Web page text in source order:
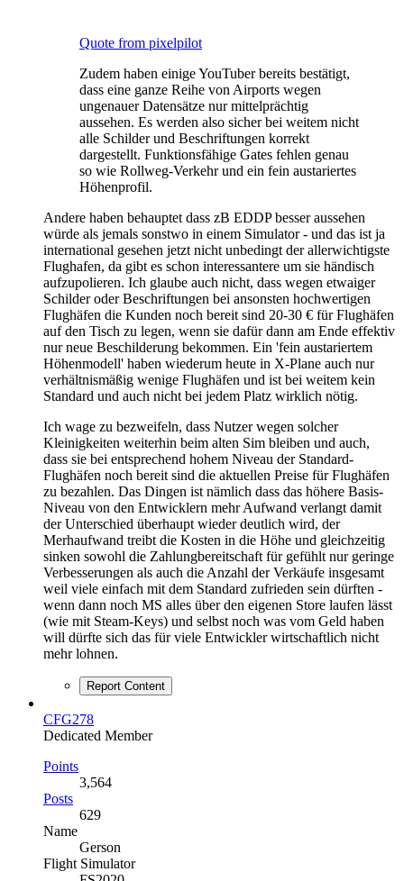
Quote from pixelpilot
Zudem haben einige YouTuber bereits bestätigt,
dass eine ganze Reihe von Airports wegen
ungenauer Datensätze nur mittelprächtig
aussehen. Es werden also sicher bei weitem nicht
alle Schilder und Beschriftungen korrekt
dargestellt. Funktionsfähige Gates fehlen genau
so wie Rollweg-Verkehr und ein fein austariertes
Höhenprofil.
Andere haben behauptet dass zB EDDP besser aussehen
würde als jemals sonstwo in einem Simulator - und das ist ja
international gesehen jetzt nicht unbedingt der allerwichtigste
Flughafen, da gibt es schon interessantere um sie händisch
aufzupolieren. Ich glaube auch nicht, dass wegen etwaiger
Schilder oder Beschriftungen bei ansonsten hochwertigen
Flughäfen die Kunden noch bereit sind 20-30 € für Flughäfen
auf den Tisch zu legen, wenn sie dafür dann am Ende effektiv
nur neue Beschilderung bekommen. Ein 'fein austariertem
Höhenmodell' haben wiederum heute in X-Plane auch nur
verhältnismäßig wenige Flughäfen und ist bei weitem kein
Standard und auch nicht bei jedem Platz wirklich nötig.
Ich wage zu bezweifeln, dass Nutzer wegen solcher
Kleinigkeiten weiterhin beim alten Sim bleiben und auch,
dass sie bei entsprechend hohem Niveau der Standard-
Flughäfen noch bereit sind die aktuellen Preise für Flughäfen
zu bezahlen. Das Dingen ist nämlich dass das höhere Basis-
Niveau von den Entwicklern mehr Aufwand verlangt damit
der Unterschied überhaupt wieder deutlich wird, der
Merhaufwand treibt die Kosten in die Höhe und gleichzeitig
sinken sowohl die Zahlungbereitschaft für gefühlt nur geringe
Verbesserungen als auch die Anzahl der Verkäufe insgesamt
weil viele einfach mit dem Standard zufrieden sein dürften -
wenn dann noch MS alles über den eigenen Store laufen lässt
(wie mit Steam-Keys) und selbst noch was vom Geld haben
will dürfte sich das für viele Entwickler wirtschaftlich nicht
mehr lohnen.
Report Content
CFG278
Dedicated Member
Points
3,564
Posts
629
Name
Gerson
Flight Simulator